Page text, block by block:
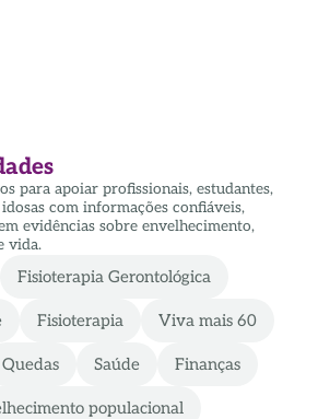
para apoiar profissionais, estudantes,
com informações confiáveis,
evidências sobre envelhecimento,
vida.
Fisioterapia Gerontológica
Fisioterapia Viva mais 60
Quedas Saúde Finanças
populacional